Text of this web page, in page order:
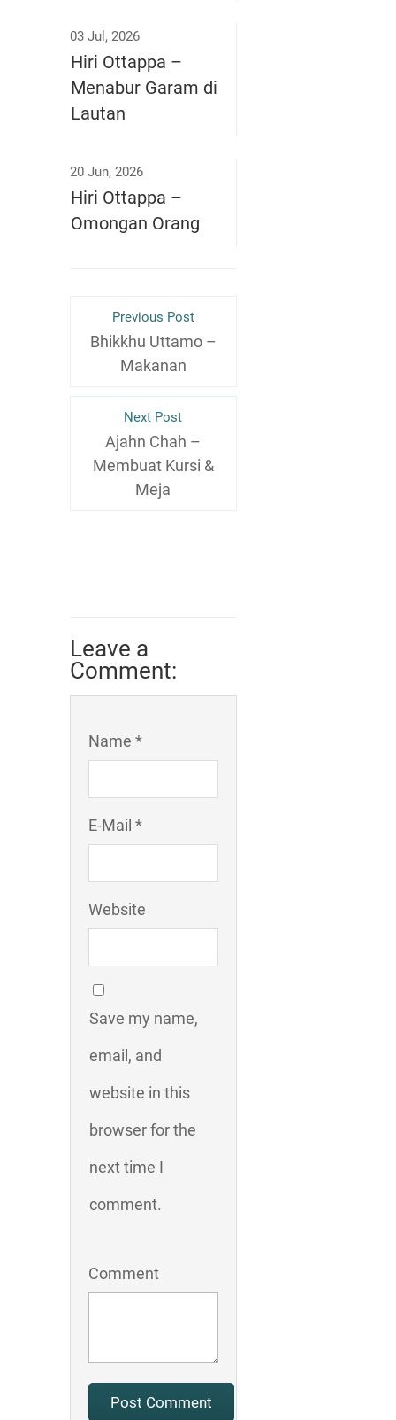
03 Jul, 2026
Hiri Ottappa –
Menabur Garam di
Lautan
20 Jun, 2026
Hiri Ottappa –
Omongan Orang
Previous Post
Bhikkhu Uttamo –
Makanan
Next Post
Ajahn Chah –
Membuat Kursi &
Meja
Leave a
Comment:
Name *
E-Mail *
Website
Save my name,
email, and
website in this
browser for the
next time I
comment.
Comment